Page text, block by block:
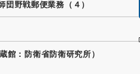
野戦郵便業務（４）
：防衛省防衛研究所）